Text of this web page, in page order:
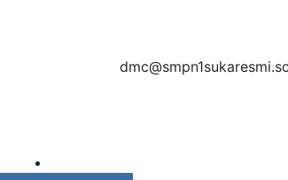
et dolore magna aliqua